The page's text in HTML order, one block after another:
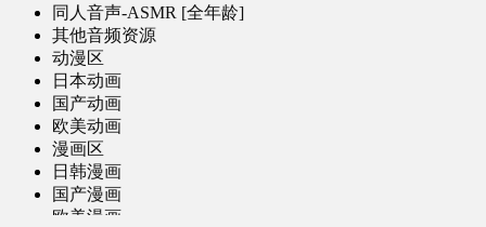
同人音声-ASMR [全年龄]
其他音频资源
动漫区
日本动画
国产动画
欧美动画
漫画区
日韩漫画
国产漫画
欧美漫画